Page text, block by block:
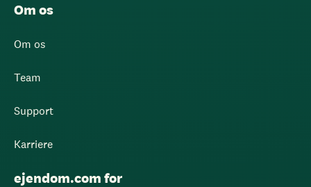
Om os
Om os
Team
Support
Karriere
ejendom.com for